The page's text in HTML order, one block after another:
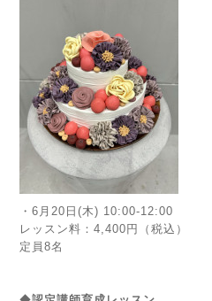
・6 月20日(木) 10:00-12:00
レッスン料：4,400円（税込）
定員8名